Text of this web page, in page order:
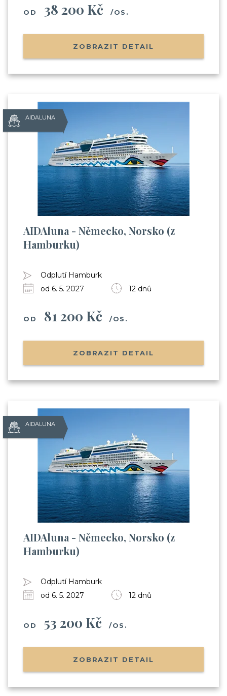
OD 38 200 Kč /OS.
ZOBRAZIT DETAIL
AIDALUNA
AIDAluna - Německo, Norsko (z
Hamburku)
Odplutí Hamburk
od 6. 5. 2027
12 dnů
OD 81 200 Kč /OS.
ZOBRAZIT DETAIL
AIDALUNA
AIDAluna - Německo, Norsko (z
Hamburku)
Odplutí Hamburk
od 6. 5. 2027
12 dnů
OD 53 200 Kč /OS.
ZOBRAZIT DETAIL
Balíček videí, kde Vás seznámíme s cestováním
Informace o Skupinových plavbách
Odesláním souhlasíte se
zpracováním osobních údajů